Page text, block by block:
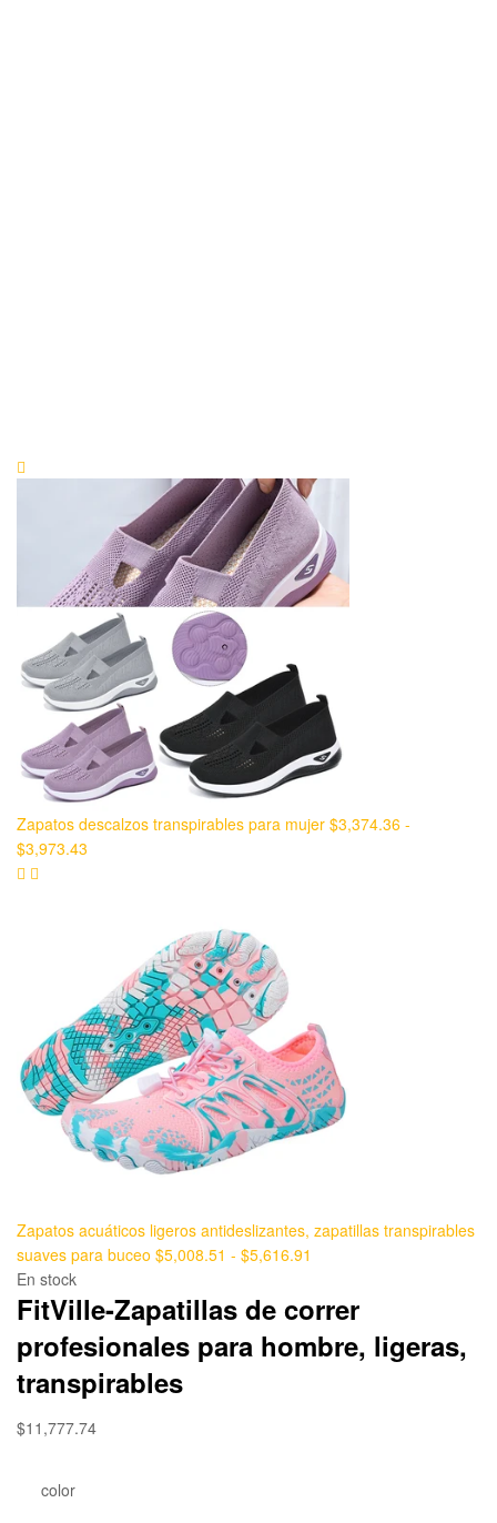
Zapatos descalzos transpirables para mujer $3,374.36 -
$3,973.43
Zapatos acuáticos ligeros antideslizantes, zapatillas transpirables
suaves para buceo $5,008.51 - $5,616.91
En stock
FitVille-Zapatillas de correr
profesionales para hombre, ligeras,
transpirables
$11,777.74
color